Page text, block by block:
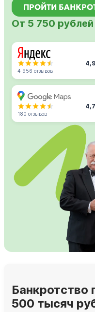
ПРОЙТИ
От 5 750
4,9
4 956 отзывов
4,7
180 отзывов
Банкротство
500 тысяч